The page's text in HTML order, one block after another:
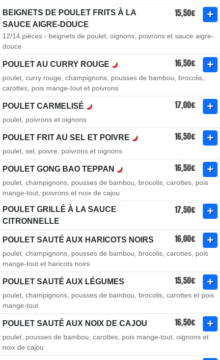
BEIGNETS DE POULET FRITS À LA
SAUCE AIGRE-DOUCE
15,50€
12/14 pièces - beignets de poulet, oignons, poivrons et sauce aigre-
douce
POULET AU CURRY ROUGE 16,50€
poulet, curry rouge, champignons, pousses de bambou, brocolis,
carottes, pois mange-tout et poivrons
POULET CARMELISÉ 17,00€
poulet, poivrons et oignons
POULET FRIT AU SEL ET POIVRE 16,50€
poulet, sel, poivre, poivrons et oignons
POULET GONG BAO TEPPAN 16,50€
poulet, champignons, pousses de bambou, brocolis, carottes, pois
mange-tout, poivrons et noix de cajou
POULET GRILLÉ À LA SAUCE
CITRONNELLE
17,50€
POULET SAUTÉ AUX HARICOTS NOIRS 16,00€
poulet, champignons, pousses de bambou, brocolis, carottes, pois
mange-tout et haricots noirs
POULET SAUTÉ AUX LÉGUMES 15,50€
poulet, champignons, pousses de bambou, brocolis, carottes et pois
mange-tout
POULET SAUTÉ AUX NOIX DE CAJOU 16,50€
poulet, pousses de bambou, carottes, pois mange-tout, oignons et
noix de cajou